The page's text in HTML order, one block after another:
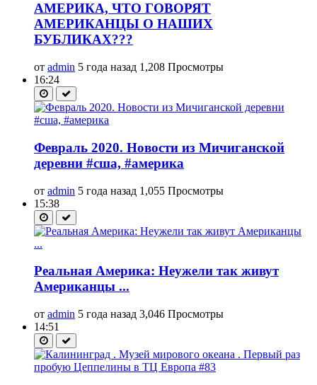
АМЕРИКА, ЧТО ГОВОРЯТ
АМЕРИКАНЦЫ О НАШИХ
БУБЛИКАХ???
от admin 5 года назад 1,208 Просмотры
16:24
Февраль 2020. Новости из Мичиганской
деревни #сша, #америка
от admin 5 года назад 1,055 Просмотры
15:38
Реальная Америка: Неужели так живут
Американцы ...
от admin 5 года назад 3,046 Просмотры
14:51